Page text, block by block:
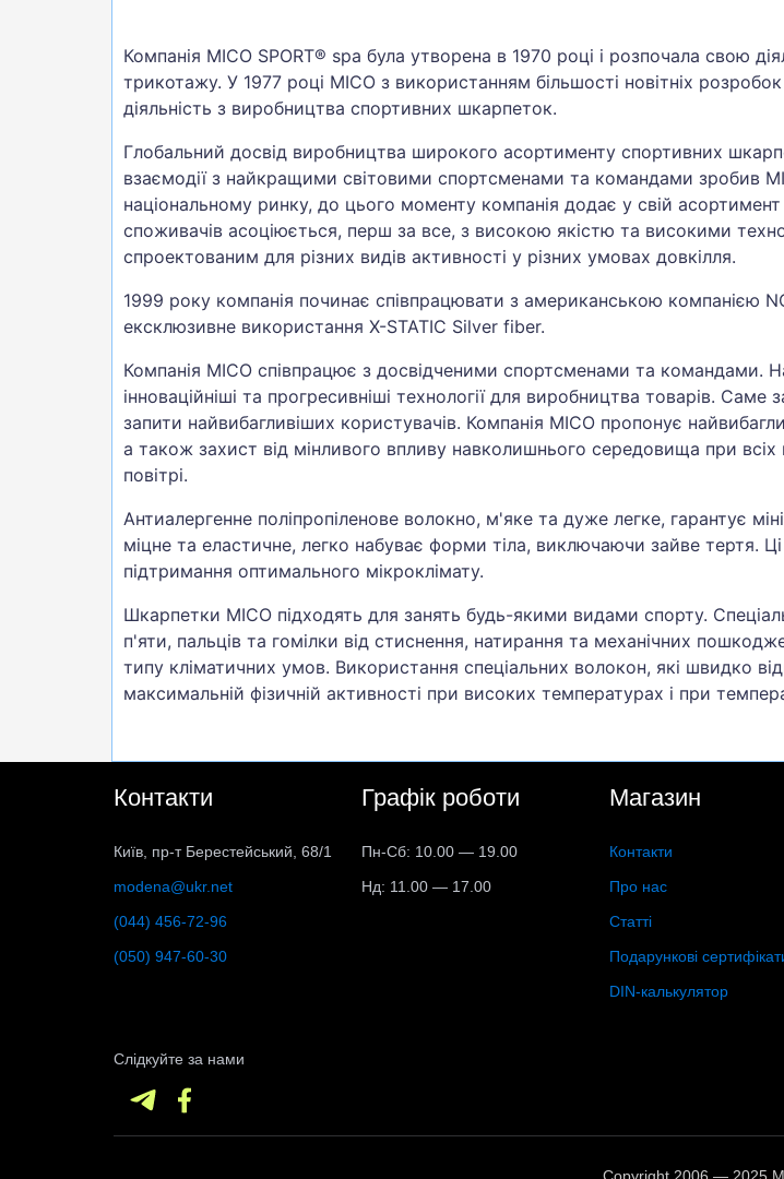
Компанія MICO SPORT® spa була утворена в 1970 році і розпочала свою
трикотажу. У 1977 році MICO з використанням більшості новітніх розробок
діяльність з виробництва спортивних шкарпеток.
Глобальний досвід виробництва широкого асортименту спортивних
взаємодії з найкращими світовими спортсменами та командами зробив
національному ринку, до цього моменту компанія додає у свій
споживачів асоціюється, перш за все, з високою якістю та високими
спроектованим для різних видів активності у різних умовах довкілля.
1999 року компанія починає співпрацювати з американською компанією
ексклюзивне використання X-STATIC Silver fiber.
Компанія MICO співпрацює з досвідченими спортсменами та командами.
інноваційніші та прогресивніші технології для виробництва товарів.
запити найвибагливіших користувачів. Компанія MICO пропонує
а також захист від мінливого впливу навколишнього середовища при всіх
повітрі.
Антиалергенне поліпропіленове волокно, м'яке та дуже легке, гарантує
міцне та еластичне, легко набуває форми тіла, виключаючи зайве тертя.
підтримання оптимального мікроклімату.
Шкарпетки MICO підходять для занять будь-якими видами спорту.
п'яти, пальців та гомілки від стиснення, натирання та механічних
типу кліматичних умов. Використання спеціальних волокон, які швидко
максимальній фізичній активності при високих температурах і при
Контакти
Київ, пр-т Берестейський, 68/1
modena@ukr.net
(044) 456-72-96
(050) 947-60-30
Графік роботи
Пн-Сб: 10.00 — 19.00
Нд: 11.00 — 17.00
Магазин
Контакти
Про нас
Статті
Подарункові
DIN-калькулятор
Слідкуйте за нами